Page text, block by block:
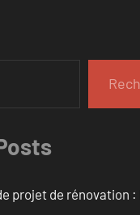
projet de rénovation